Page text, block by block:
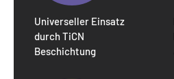
Universeller Einsatz
durch TiCN
Beschichtung